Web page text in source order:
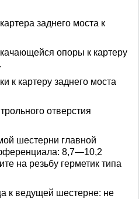
заднего моста к
опоры к картеру
к картеру заднего моста
отверстия
шестерни главной
8,7—10,2
на резьбу герметик типа
к ведущей шестерне: не